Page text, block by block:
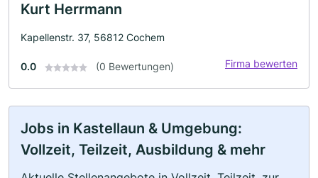
Kurt Herrmann
Kapellenstr. 37, 56812 Cochem
0.0 (0 Bewertungen) Firma bewerten
Jobs in Kastellaun & Umgebung:
Vollzeit, Teilzeit, Ausbildung & mehr